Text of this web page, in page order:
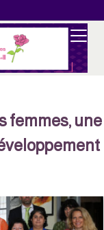
femmes, une